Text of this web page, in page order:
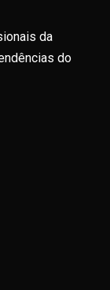
da
do